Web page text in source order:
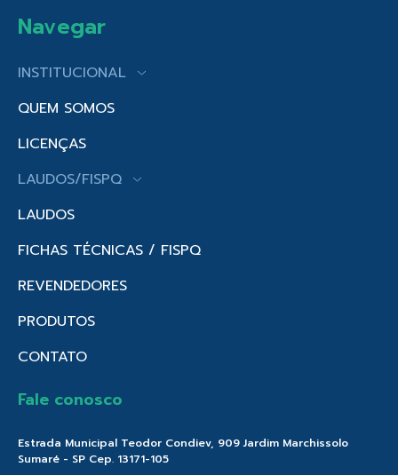
Navegar
INSTITUCIONAL
QUEM SOMOS
LICENÇAS
LAUDOS/FISPQ
LAUDOS
FICHAS TÉCNICAS / FISPQ
REVENDEDORES
PRODUTOS
CONTATO
Fale conosco
Estrada Municipal Teodor Condiev, 909 Jardim Marchissolo
Sumaré - SP Cep. 13171-105